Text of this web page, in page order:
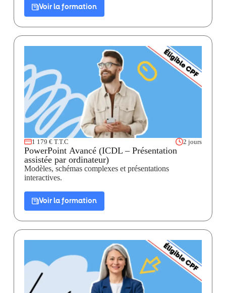
Voir la formation
1 179 € T.T.C 2 jours
PowerPoint Avancé (ICDL – Présentation
assistée par ordinateur)
Modèles, schémas complexes et présentations
interactives.
Voir la formation